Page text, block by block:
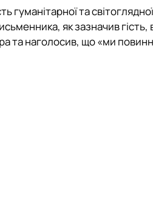
гуманітарної та
як зазначив
наголосив, що «ми